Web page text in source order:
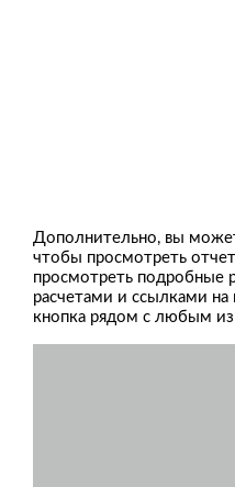
Дополнительно, вы
чтобы просмотреть
просмотреть подробные
расчетами и ссылками на
кнопка рядом с любым из